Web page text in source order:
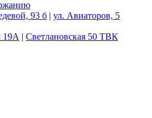
93 б | ул. Авиаторов, 5
19А | Светлановская 50 ТВК